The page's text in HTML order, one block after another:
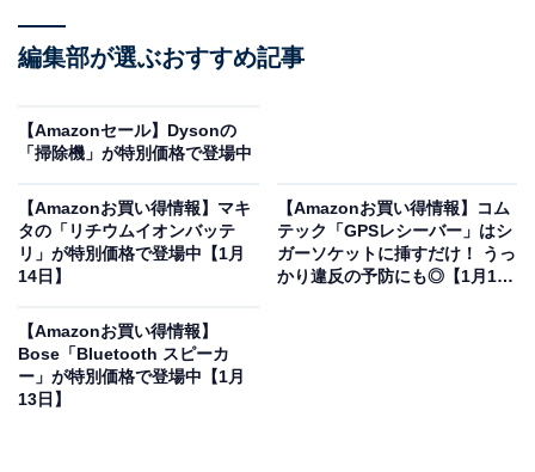
いもの部
のがもっと楽しく、もっとお得になる情報をお届け。編集部員によ
る独自レビューなど、ここでしか手に入らない情報も満載です。
※本記事で紹介している商品の購入やサービスの利用により、売上の一部が
オールアバウトに還元されることがあります。
価格に！ 42％オフで登場
編集部が選ぶおすすめ記事
【Amazonセール】Dysonの
「掃除機」が特別価格で登場中
【Amazonお買い得情報】マキ
タの「リチウムイオンバッテ
リ」が特別価格で登場中【1月
14日】
【Amazonお買い得情報】コム
テック「GPSレシーバー」はシ
ガーソケットに挿すだけ！ うっ
かり違反の予防にも◎【1月13
【Amazonお買い得情報】
Bose「Bluetooth スピーカ
ー」が特別価格で登場中【1月
13日】